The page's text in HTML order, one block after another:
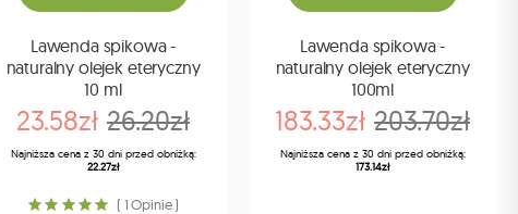
Lawenda spikowa -
naturalny olejek eteryczny
10 ml
23.58zł 26.20zł
Najniższa cena z 30 dni przed obniżką:
22.27zł
( 1 Opinie )
Lawenda spikowa -
naturalny olejek eteryczny
100ml
183.33zł 203.70zł
Najniższa cena z 30 dni przed obniżką:
173.14zł